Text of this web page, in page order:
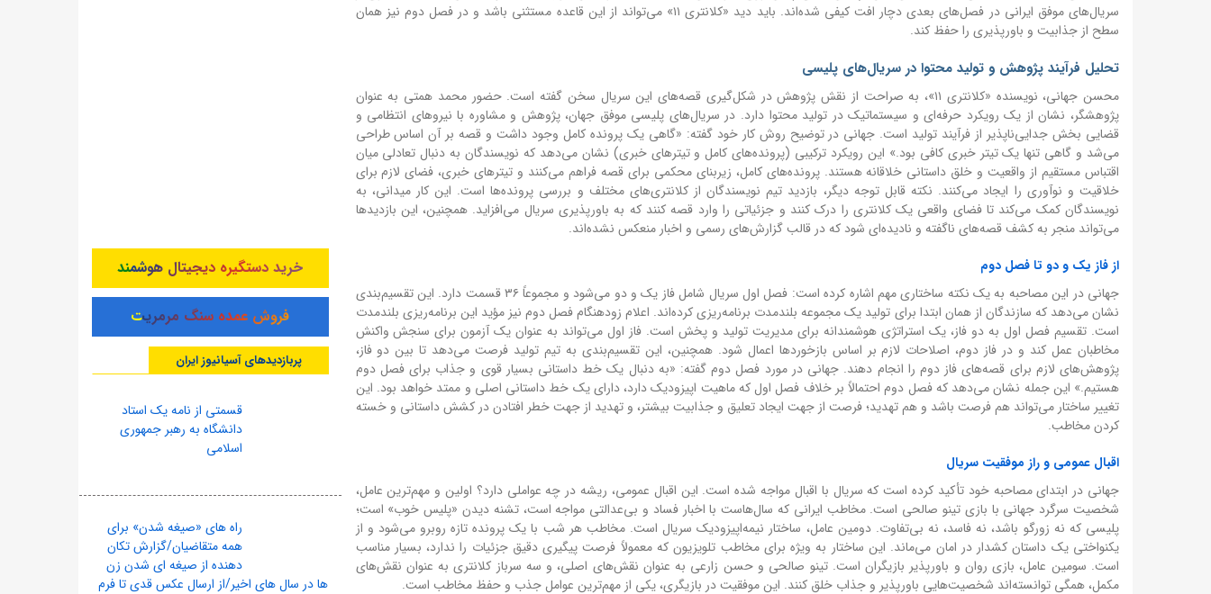
سریال‌های موفق ایرانی در فصل‌های بعدی دچار افت کیفی شده‌اند. باید دید «کلانتری ۱۱» می‌تواند از این قاعده مستثنی باشد و در فصل دوم نیز همان
سطح از جذابیت و باورپذیری را حفظ کند.
تحلیل فرآیند پژوهش و تولید محتوا در سریال‌های پلیسی
محسن جهانی، نویسنده «کلانتری ۱۱»، به صراحت از نقش پژوهش در شکل‌گیری قصه‌های این سریال سخن گفته است. حضور محمد همتی به عنوان
پژوهشگر، نشان از یک رویکرد حرفه‌ای و سیستماتیک در تولید محتوا دارد. در سریال‌های پلیسی موفق جهان، پژوهش و مشاوره با نیروهای انتظامی و
قضایی بخش جدایی‌ناپذیر از فرآیند تولید است. جهانی در توضیح روش کار خود گفته: «گاهی یک پرونده کامل وجود داشت و قصه بر آن اساس طراحی
می‌شد و گاهی تنها یک تیتر خبری کافی بود.» این رویکرد ترکیبی (پرونده‌های کامل و تیترهای خبری) نشان می‌دهد که نویسندگان به دنبال تعادلی میان
اقتباس مستقیم از واقعیت و خلق داستانی خلاقانه هستند. پرونده‌های کامل، زیربنای محکمی برای قصه فراهم می‌کنند و تیترهای خبری، فضای لازم برای
خلاقیت و نوآوری را ایجاد می‌کنند. نکته قابل توجه دیگر، بازدید تیم نویسندگان از کلانتری‌های مختلف و بررسی پرونده‌ها است. این کار میدانی، به
نویسندگان کمک می‌کند تا فضای واقعی یک کلانتری را درک کنند و جزئیاتی را وارد قصه کنند که به باورپذیری سریال می‌افزاید. همچنین، این بازدیدها
می‌تواند منجر به کشف قصه‌های ناگفته و نادیده‌ای شود که در قالب گزارش‌های رسمی و اخبار منعکس نشده‌اند.
از فاز یک و دو تا فصل دوم
جهانی در این مصاحبه به یک نکته ساختاری مهم اشاره کرده است: فصل اول سریال شامل فاز یک و دو می‌شود و مجموعاً ۳۶ قسمت دارد. این تقسیم‌بندی
نشان می‌دهد که سازندگان از همان ابتدا برای تولید یک مجموعه بلندمدت برنامه‌ریزی کرده‌اند. اعلام زودهنگام فصل دوم نیز مؤید این برنامه‌ریزی بلندمدت
است. تقسیم فصل اول به دو فاز، یک استراتژی هوشمندانه برای مدیریت تولید و پخش است. فاز اول می‌تواند به عنوان یک آزمون برای سنجش واکنش
مخاطبان عمل کند و در فاز دوم، اصلاحات لازم بر اساس بازخوردها اعمال شود. همچنین، این تقسیم‌بندی به تیم تولید فرصت می‌دهد تا بین دو فاز،
پژوهش‌های لازم برای قصه‌های فاز دوم را انجام دهند. جهانی در مورد فصل دوم گفته: «به دنبال یک خط داستانی بسیار قوی و جذاب برای فصل دوم
هستیم.» این جمله نشان می‌دهد که فصل دوم احتمالاً بر خلاف فصل اول که ماهیت اپیزودیک دارد، دارای یک خط داستانی اصلی و ممتد خواهد بود. این
تغییر ساختار می‌تواند هم فرصت باشد و هم تهدید؛ فرصت از جهت ایجاد تعلیق و جذابیت بیشتر، و تهدید از جهت خطر افتادن در کشش داستانی و خسته
کردن مخاطب.
اقبال عمومی و راز موفقیت سریال
جهانی در ابتدای مصاحبه خود تأکید کرده است که سریال با اقبال مواجه شده است. این اقبال عمومی، ریشه در چه عواملی دارد؟ اولین و مهم‌ترین عامل،
شخصیت سرگرد جهانی با بازی تینو صالحی است. مخاطب ایرانی که سال‌هاست با اخبار فساد و بی‌عدالتی مواجه است، تشنه دیدن «پلیس خوب» است؛
پلیسی که نه زورگو باشد، نه فاسد، نه بی‌تفاوت. دومین عامل، ساختار نیمه‌اپیزودیک سریال است. مخاطب هر شب با یک پرونده تازه روبرو می‌شود و از
یکنواختی یک داستان کشدار در امان می‌ماند. این ساختار به ویژه برای مخاطب تلویزیون که معمولاً فرصت پیگیری دقیق جزئیات را ندارد، بسیار مناسب
است. سومین عامل، بازی روان و باورپذیر بازیگران است. تینو صالحی و حسن زارعی به عنوان نقش‌های اصلی، و سه سرباز کلانتری به عنوان نقش‌های
مکمل، همگی توانسته‌اند شخصیت‌هایی باورپذیر و جذاب خلق کنند. این موفقیت در بازیگری، یکی از مهم‌ترین عوامل جذب و حفظ مخاطب است.
خرید دستگیره دیجیتال هوشمند
فروش عمده سنگ مرمریت
پربازدیدهای آسیانیوز ایران
قسمتی از نامه یک استاد
دانشگاه به رهبر جمهوری
اسلامی
راه های «صیغه شدن» برای
همه متقاضیان/گزارش تکان
دهنده از صیغه ای شدن زن
ها در سال های اخیر/از ارسال عکس قدی تا فرم